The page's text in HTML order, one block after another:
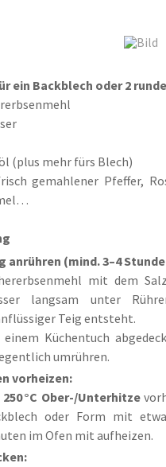
ein Backblech oder 2
(plus mehr fürs Blech)
gemahlener Pfeffer,
anrühren (mind. 3–4
mit dem
langsam unter
Teig entsteht.
einem Küchentuch
umrühren.
vorheizen:
250 °C Ober-/Unterhitze
oder Form mit
im Ofen mit aufheizen.